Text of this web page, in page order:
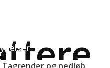
Tagrender og nedløb